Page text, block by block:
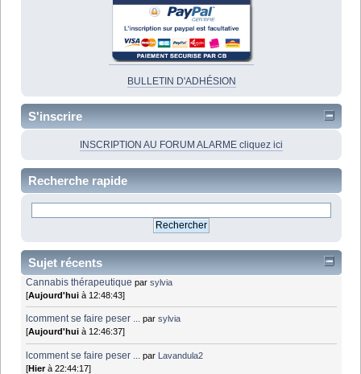
BULLETIN D'ADHÉSION
S'inscrire
INSCRIPTION AU FORUM ALARME cliquez ici
Recherche rapide
Sujet récents
Cannabis thérapeutique parsylvia
[Aujourd'hui à 12:48:43]
lcomment se faire peser ... parsylvia
[Aujourd'hui à 12:46:37]
lcomment se faire peser ... par Lavandula2
[Hierà 22:44:17]